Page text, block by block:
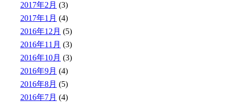
2017年2月 (3)
2017年1月 (4)
2016年12月 (5)
2016年11月 (3)
2016年10月 (3)
2016年9月 (4)
2016年8月 (5)
2016年7月 (4)